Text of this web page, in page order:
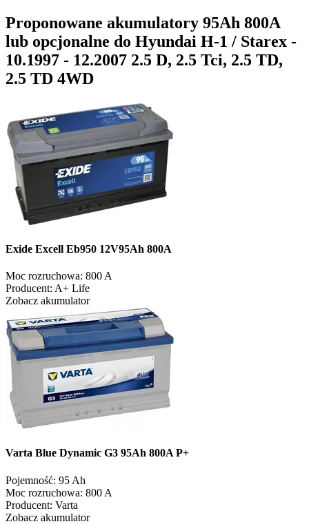
Proponowane akumulatory 95Ah 800A
lub opcjonalne do Hyundai H-1 / Starex -
10.1997 - 12.2007 2.5 D, 2.5 Tci, 2.5 TD,
2.5 TD 4WD
Exide Excell Eb950 12V95Ah 800A
Moc rozruchowa: 800 A
Producent: A+ Life
Zobacz akumulator
Varta Blue Dynamic G3 95Ah 800A P+
Pojemność: 95 Ah
Moc rozruchowa: 800 A
Producent: Varta
Zobacz akumulator